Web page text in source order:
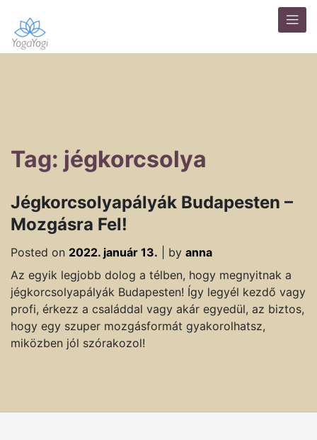
Tag: jégkorcsolya
Jégkorcsolyapályák Budapesten –
Mozgásra Fel!
Posted on 2022. január 13. by anna
Az egyik legjobb dolog a télben, hogy megnyitnak a
jégkorcsolyapályák Budapesten! Így legyél kezdő vagy
profi, érkezz a családdal vagy akár egyedül, az biztos,
hogy egy szuper mozgásformát gyakorolhatsz,
miközben jól szórakozol!